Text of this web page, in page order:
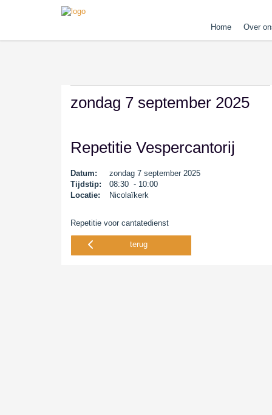
Home Over
zondag 7 september 2025
Repetitie Vespercantorij
Datum:
zondag 7 september 2025
Tijdstip:
08:30 - 10:00
Locatie:
Nicolaïkerk
Repetitie voor cantatedienst
terug